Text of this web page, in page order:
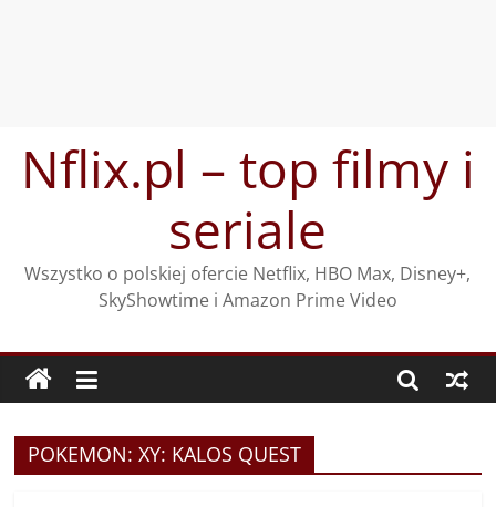
treściNflix.pl – top filmy i
seriale
Wszystko o polskiej ofercie Netflix, HBO Max, Disney+,
SkyShowtime i Amazon Prime Video
POKEMON: XY: KALOS QUEST